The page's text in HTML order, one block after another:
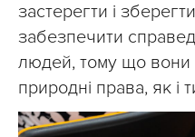
застерегти і
забезпечити
людей, тому що вони
природні права, як і